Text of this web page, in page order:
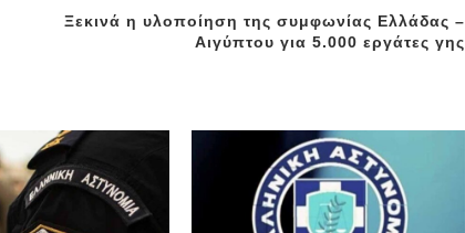
Ξεκινά η υλοποίηση της συμφωνίας Ελλάδας –
Αιγύπτου για 5.000 εργάτες γης